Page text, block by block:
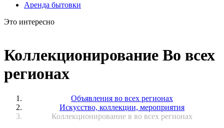
Аренда бытовки
Это интересно
Коллекционирование Во всех
регионах
Объявления во всех регионах
Искусство, коллекции, мероприятия
Коллекционирование в во всех регионах